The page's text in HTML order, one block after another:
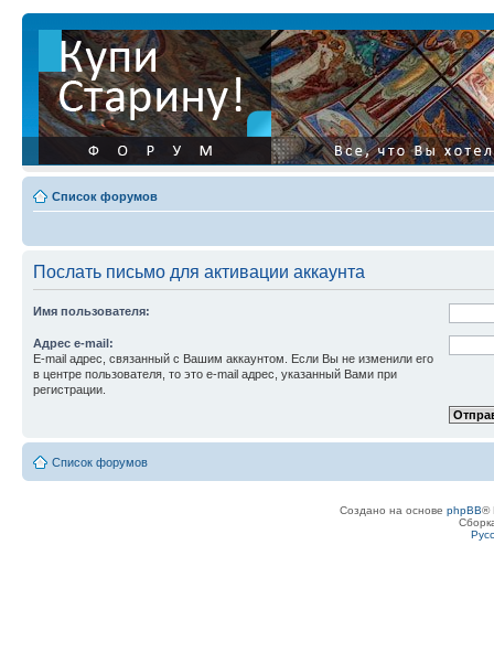
Список форумов
Послать письмо для активации аккаунта
Имя пользователя:
Адрес e-mail:
E-mail адрес, связанный с Вашим аккаунтом. Если Вы не изменили его
в центре пользователя, то это e-mail адрес, указанный Вами при
регистрации.
Список форумов
Создано на основе phpBB®